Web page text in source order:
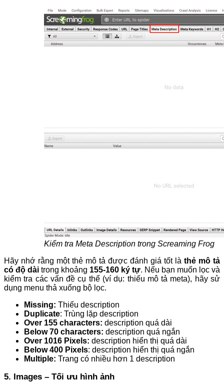
Kiểm tra Meta Description trong Screaming Frog
Hãy nhớ rằng một thẻ mô tả được đánh giá tốt là thẻ mô tả
có độ dài trong khoảng 155-160 ký tự. Nếu bạn muốn lọc và
kiểm tra các vấn đề cụ thể (ví dụ: thiếu mô tả meta), hãy sử
dụng menu thả xuống bộ lọc.
Missing: Thiếu description
Duplicate: Trùng lặp description
Over 155 characters: description quá dài
Below 70 characters: description quá ngắn
Over 1016 Pixels: description hiển thị quá dài
Below 400 Pixels: description hiển thị quá ngắn
Multiple: Trang có nhiều hơn 1 description
5. Images – Tối ưu hình ảnh